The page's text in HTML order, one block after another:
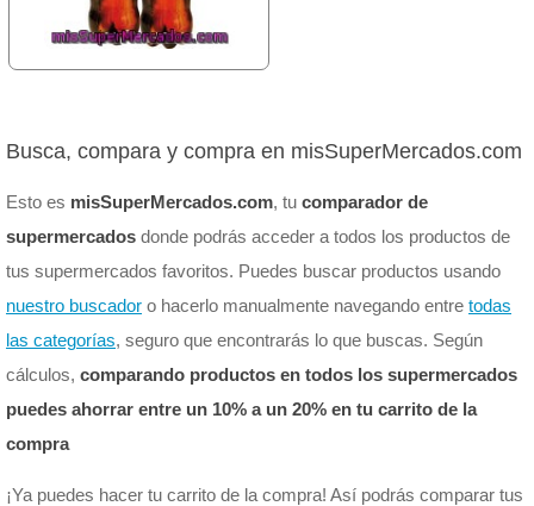
Busca, compara y compra en misSuperMercados.com
Esto es misSuperMercados.com, tu comparador de
supermercados donde podrás acceder a todos los productos de
tus supermercados favoritos. Puedes buscar productos usando
nuestro buscador o hacerlo manualmente navegando entre todas
las categorías, seguro que encontrarás lo que buscas. Según
cálculos, comparando productos en todos los supermercados
puedes ahorrar entre un 10% a un 20% en tu carrito de la
compra
¡Ya puedes hacer tu carrito de la compra! Así podrás comparar tus